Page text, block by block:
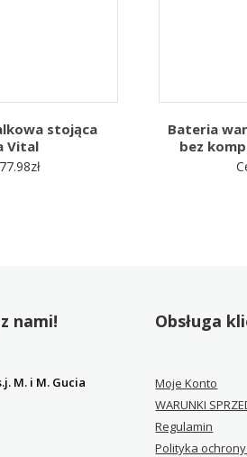
stojąca
Vital
zł
Bateria
bez
nami!
M. i M. Gucia
Obsługa
Moje Konto
WARUNKI
Regulamin
Polityka